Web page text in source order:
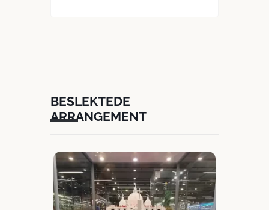
BESLEKTEDE
ARRANGEMENT